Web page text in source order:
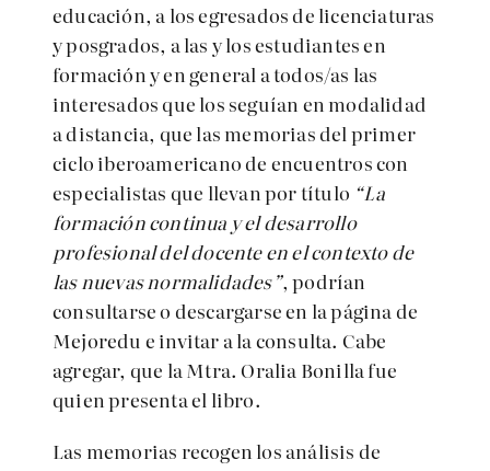
educación, a los egresados de licenciaturas
y posgrados, a las y los estudiantes en
formación y en general a todos/as las
interesados que los seguían en modalidad
a distancia, que las memorias del primer
ciclo iberoamericano de encuentros con
especialistas que llevan por título “La
formación continua y el desarrollo
profesional del docente en el contexto de
las nuevas normalidades”, podrían
consultarse o descargarse en la página de
Mejoredu e invitar a la consulta. Cabe
agregar, que la Mtra. Oralia Bonilla fue
quien presenta el libro.
Las memorias recogen los análisis de